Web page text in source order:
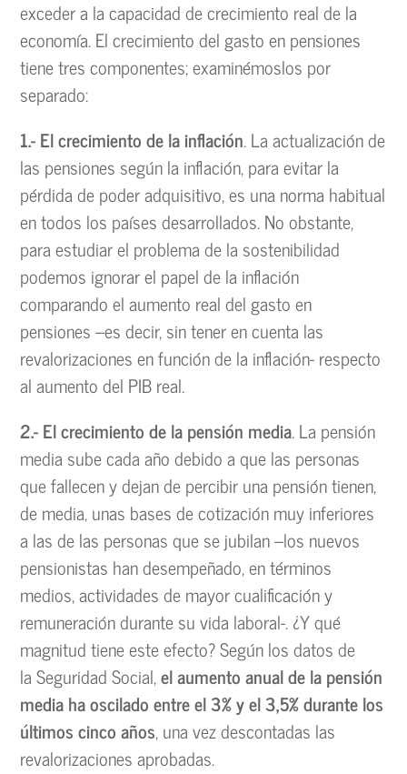
exceder a la capacidad de crecimiento real de la
economía. El crecimiento del gasto en pensiones
tiene tres componentes; examinémoslos por
separado:
1.- El crecimiento de la inflación. La actualización de
las pensiones según la inflación, para evitar la
pérdida de poder adquisitivo, es una norma habitual
en todos los países desarrollados. No obstante,
para estudiar el problema de la sostenibilidad
podemos ignorar el papel de la inflación
comparando el aumento real del gasto en
pensiones –es decir, sin tener en cuenta las
revalorizaciones en función de la inflación- respecto
al aumento del PIB real.
2.- El crecimiento de la pensión media. La pensión
media sube cada año debido a que las personas
que fallecen y dejan de percibir una pensión tienen,
de media, unas bases de cotización muy inferiores
a las de las personas que se jubilan –los nuevos
pensionistas han desempeñado, en términos
medios, actividades de mayor cualificación y
remuneración durante su vida laboral-. ¿Y qué
magnitud tiene este efecto? Según los datos de
la Seguridad Social,el aumento anual de la pensión
media ha oscilado entre el 3% y el 3,5% durante los
últimos cinco años, una vez descontadas las
revalorizaciones aprobadas.